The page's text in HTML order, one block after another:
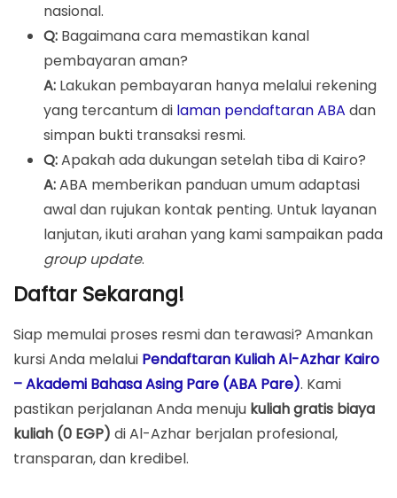
nasional.
Q: Bagaimana cara memastikan kanal
pembayaran aman?
A: Lakukan pembayaran hanya melalui rekening
yang tercantum di laman pendaftaran ABA dan
simpan bukti transaksi resmi.
Q:Apakah ada dukungan setelah tiba di Kairo?
A:ABA memberikan panduan umum adaptasi
awal dan rujukan kontak penting. Untuk layanan
lanjutan, ikuti arahan yang kami sampaikan pada
group update.
Daftar Sekarang!
Siap memulai proses resmi dan terawasi? Amankan
kursi Anda melalui Pendaftaran Kuliah Al-Azhar Kairo
– Akademi Bahasa Asing Pare (ABA Pare). Kami
pastikan perjalanan Anda menuju kuliah gratis biaya
kuliah (0 EGP) di Al-Azhar berjalan profesional,
transparan, dan kredibel.